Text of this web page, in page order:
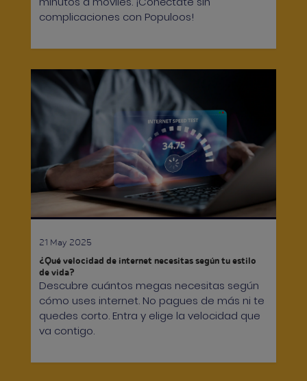
complicaciones con Populoos!
21 May 2025
¿Qué velocidad de internet necesitas según tu estilo
de vida?
Descubre cuántos megas necesitas según
cómo uses internet. No pagues de más ni te
quedes corto. Entra y elige la velocidad que
va contigo.